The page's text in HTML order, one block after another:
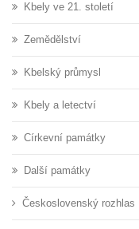
Kbely ve 21. století
Zemědělství
Kbelský průmysl
Kbely a letectví
Církevní památky
Další památky
Československý rozhlas